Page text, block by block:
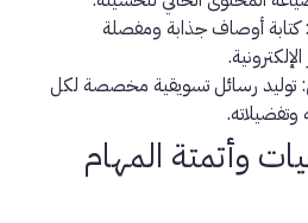
: كتابة أوصاف جذابة ومفصلة
: توليد رسائل تسويقية مخصصة لكل
وتفضيلاته.
وأتمتة المهام